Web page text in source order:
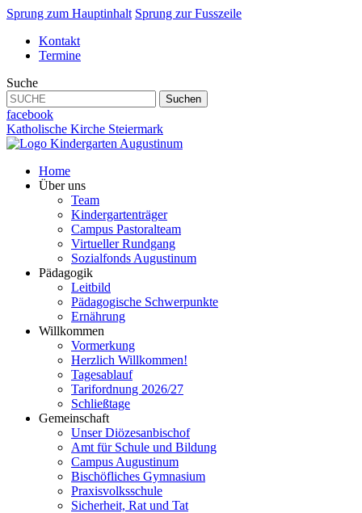
Sprung zum Hauptinhalt Sprung zur Fusszeile
Kontakt
Termine
Suche
Suchen
facebook
Katholische Kirche Steiermark
Home
Über uns
Team
Kindergartenträger
Campus Pastoralteam
Virtueller Rundgang
Sozialfonds Augustinum
Pädagogik
Leitbild
Pädagogische Schwerpunkte
Ernährung
Willkommen
Vormerkung
Herzlich Willkommen!
Tagesablauf
Tarifordnung 2026/27
Schließtage
Gemeinschaft
Unser Diözesanbischof
Amt für Schule und Bildung
Campus Augustinum
Bischöfliches Gymnasium
Praxisvolksschule
Sicherheit, Rat und Tat